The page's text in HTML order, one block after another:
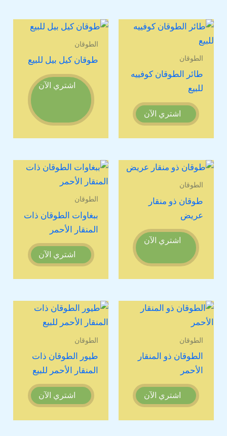
الطوقان
طائر الطوقان كوفييه
للبيع
اشتري الآن
الطوقان
طوقان كيل بيل للبيع
اشتري الآن
الطوقان
طوقان ذو منقار
عريض
اشتري الآن
الطوقان
ببغاوات الطوقان ذات
المنقار الأحمر
اشتري الآن
الطوقان
الطوقان ذو المنقار
الأحمر
اشتري الآن
الطوقان
طيور الطوقان ذات
المنقار الأحمر للبيع
اشتري الآن